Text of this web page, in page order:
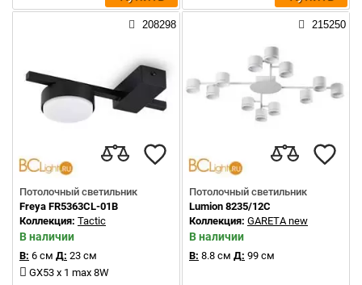
208298
Потолочный светильник
Freya FR5363CL-01B
Коллекция: Tactic
В наличии
В: 6 см Д: 23 см
GX53 x 1 max 8W
215250
Потолочный светильник
Lumion 8235/12C
Коллекция: GARETA new
В наличии
В: 8.8 см Д: 99 см